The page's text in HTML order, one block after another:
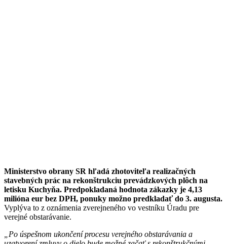
Ministerstvo obrany SR hľadá zhotoviteľa realizačných
stavebných prác na rekonštrukciu prevádzkových plôch na
letisku Kuchyňa. Predpokladaná hodnota zákazky je 4,13
milióna eur bez DPH, ponuky možno predkladať do 3. augusta.
Vyplýva to z oznámenia zverejneného vo vestníku Úradu pre
verejné obstarávanie.
„Po úspešnom ukončení procesu verejného obstarávania a